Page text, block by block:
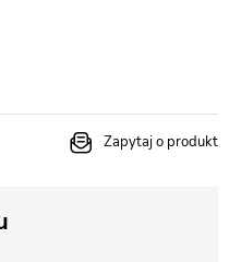
Zapytaj o produkt